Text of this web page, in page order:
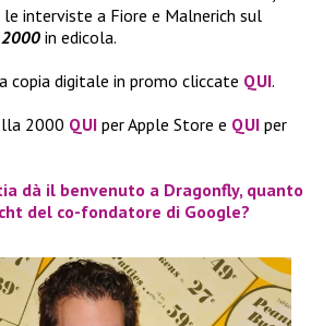
le interviste a Fiore e Malnerich sul
in edicola.
copia digitale in promo cliccate QUI.
2000 QUI per Apple Store e QUI per
dà il benvenuto a Dragonfly, quanto
del co-fondatore di Google?